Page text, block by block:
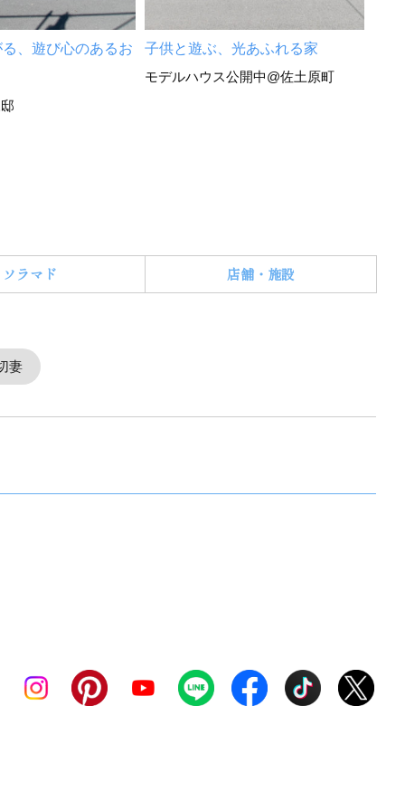
、遊び心のあるお
子供と遊ぶ、光あふれる家
モデルハウス公開中@佐土原町
ソラマド 店舗・施設
妻